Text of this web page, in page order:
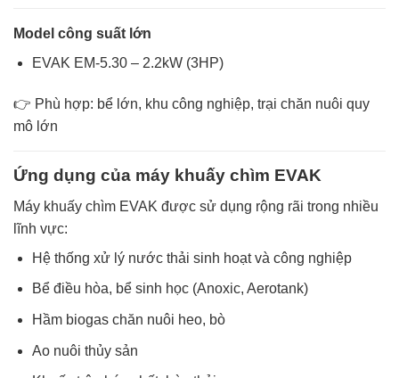
Model công suất lớn
EVAK EM-5.30 – 2.2kW (3HP)
👉 Phù hợp: bể lớn, khu công nghiệp, trại chăn nuôi quy
mô lớn
Ứng dụng của máy khuấy chìm EVAK
Máy khuấy chìm EVAK được sử dụng rộng rãi trong nhiều
lĩnh vực:
Hệ thống xử lý nước thải sinh hoạt và công nghiệp
Bể điều hòa, bể sinh học (Anoxic, Aerotank)
Hầm biogas chăn nuôi heo, bò
Ao nuôi thủy sản